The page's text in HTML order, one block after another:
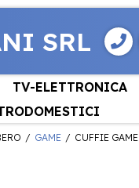
SRL
TV-ELETTRONICA
GAME CUFFIE GAME